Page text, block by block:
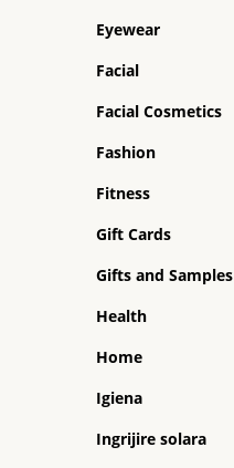
Eyewear
Facial
Facial Cosmetics
Fashion
Fitness
Gift Cards
Gifts and Samples
Health
Home
Igiena
Ingrijire solara